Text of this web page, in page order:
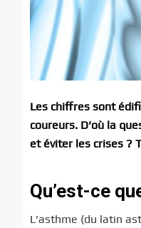
Les chiffres sont
coureurs. D’où la
et éviter les crises ?
Qu’est-ce
L’asthme (du latin